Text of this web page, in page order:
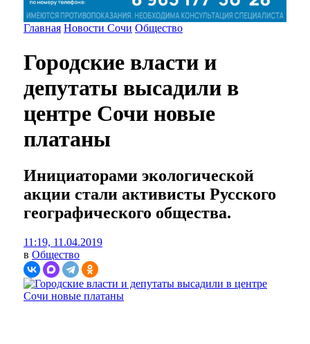
Главная Новости Сочи Общество
Городские власти и
депутаты высадили в
центре Сочи новые
платаны
Инициаторами экологической
акции стали активисты Русского
географического общества.
11:19, 11.04.2019
в Общество